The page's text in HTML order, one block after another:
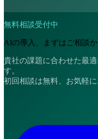
無料相談受付中
AIの導入、まずはご相談か
貴社の課題に合わせた最
す。
初回相談は無料、お気軽